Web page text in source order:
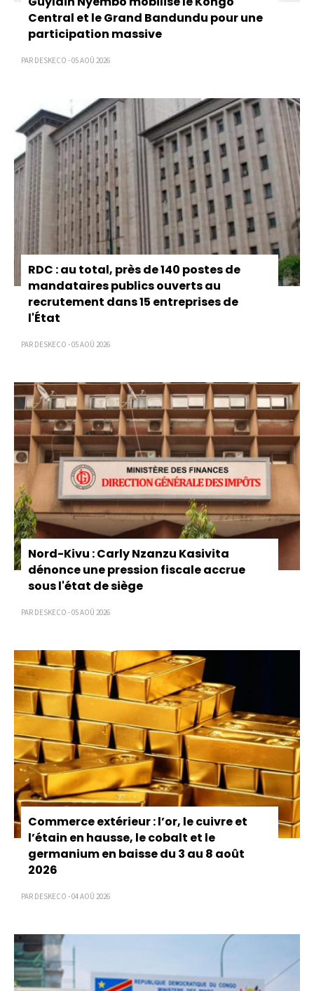
Central et le Grand Bandundu pour une
participation massive
PAR DESKECO - 05 AOÛ 2026
RDC : au total, près de 140 postes de
mandataires publics ouverts au
recrutement dans 15 entreprises de
l'État
PAR DESKECO - 05 AOÛ 2026
Nord-Kivu : Carly Nzanzu Kasivita
dénonce une pression fiscale accrue
sous l'état de siège
PAR DESKECO - 05 AOÛ 2026
Commerce extérieur : l’or, le cuivre et
l’étain en hausse, le cobalt et le
germanium en baisse du 3 au 8 août
2026
PAR DESKECO - 04 AOÛ 2026